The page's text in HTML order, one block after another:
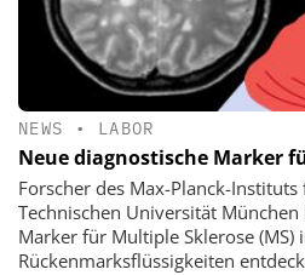
NEWS • LABOR
Neue diagnostische Marker
Forscher des Max-Planck-
Technischen Universität
Marker für Multiple Sklerose (MS)
Rückenmarksflüssigkeiten